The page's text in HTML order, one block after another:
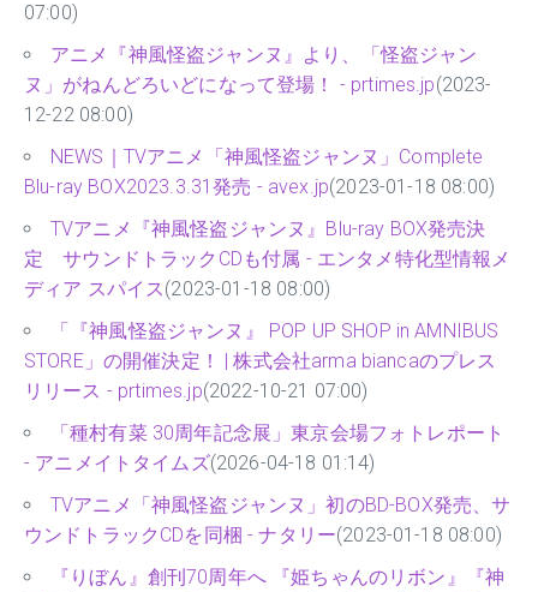
07:00)
アニメ『神風怪盗ジャンヌ』より、「怪盗ジャン
ヌ」がねんどろいどになって登場！ - prtimes.jp(2023-
12-22 08:00)
NEWS｜TVアニメ「神風怪盗ジャンヌ」Complete
Blu-ray BOX2023.3.31発売 - avex.jp(2023-01-18 08:00)
TVアニメ『神風怪盗ジャンヌ』Blu-ray BOX発売決
定 サウンドトラックCDも付属 - エンタメ特化型情報メ
ディア スパイス(2023-01-18 08:00)
「『神風怪盗ジャンヌ』 POP UP SHOP in AMNIBUS
STORE」の開催決定！ | 株式会社arma biancaのプレス
リリース - prtimes.jp(2022-10-21 07:00)
「種村有菜 30周年記念展」東京会場フォトレポート
- アニメイトタイムズ(2026-04-18 01:14)
TVアニメ「神風怪盗ジャンヌ」初のBD-BOX発売、サ
ウンドトラックCDを同梱 - ナタリー(2023-01-18 08:00)
『りぼん』創刊70周年へ 『姫ちゃんのリボン』『神